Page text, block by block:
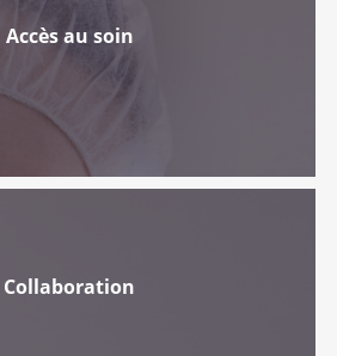
Accès au soin
Collaboration